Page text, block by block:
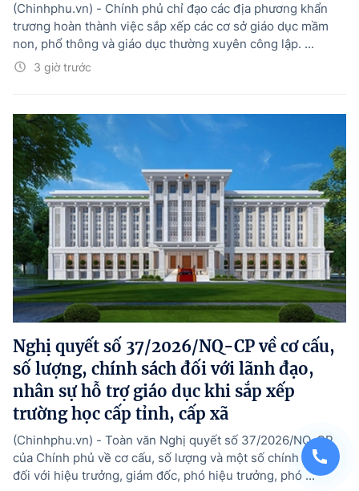
3 giờ trước
(Chinhphu.vn) - Chính phủ chỉ đạo các địa phương khẩn
trương hoàn thành việc sắp xếp các cơ sở giáo dục mầm
non, phổ thông và giáo dục thường xuyên công lập. ...
Nghị quyết số 37/2026/NQ-CP về cơ cấu,
số lượng, chính sách đối với lãnh đạo,
nhân sự hỗ trợ giáo dục khi sắp xếp
trường học cấp tỉnh, cấp xã
(Chinhphu.vn) - Toàn văn Nghị quyết số 37/2026/NQ-CP
của Chính phủ về cơ cấu, số lượng và một số chính sách
đối với hiệu trưởng, giám đốc, phó hiệu trưởng, phó ...